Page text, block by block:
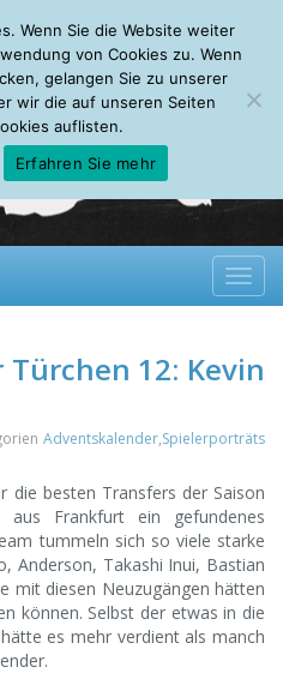
Autoren Leseempfehlungen FAQ
12: Kevin
Adventskalender,Spielerporträts
die besten Transfers der Saison
Frankfurt ein gefundenes
tummeln sich so viele starke
Anderson, Takashi Inui, Bastian
mit diesen Neuzugängen hätten
können. Selbst der etwas in die
es mehr verdient als manch
Wenn Sie die Website weiter
von Cookies zu. Wenn
gelangen Sie zu unserer
wir die auf unseren Seiten
auflisten.
Erfahren Sie mehr